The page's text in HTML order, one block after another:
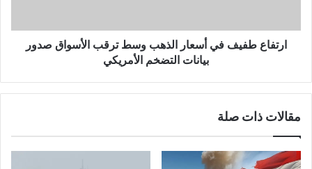
ارتفاع طفيف في أسعار الذهب وسط ترقب الأسواق صدور
بيانات التضخم الأمريكي
مقالات ذات صلة